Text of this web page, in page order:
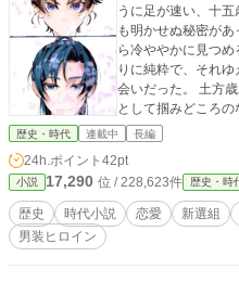
うに足が速い、十
も明かせぬ秘密があった。 流れに身を任せ、
ら冷ややかに見つ
りに純粋で、それ
会いだった。 土方歳三らの苛烈な生き様に巻き込まれ、飄々
として掴みどころ
公の凍てついた胸の
への不気味な胎動が
たまま、冷徹だっ
激動の幕末、一羽の
描く、歴史青春小説。 ※カクヨムでも同名の小説を連
歴史・時代 連載中 長編
24h.ポイント 42pt
小説 17,290 位 / 228,623件 歴史・時
歴史 時代小説 恋愛 新選組
男装ヒロイン